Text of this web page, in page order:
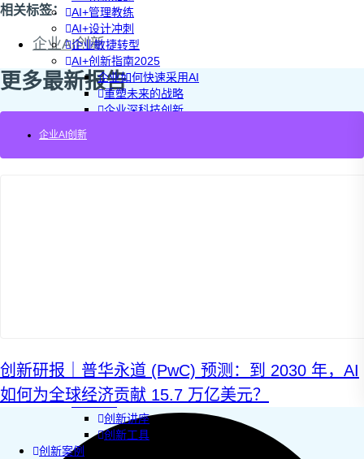
AI+管理教练
AI+设计冲刺
企业敏捷转型
AI+创新指南2025
企业如何快速采用AI
重塑未来的战略
企业深科技创新
拥抱低成本创新
AI+敏捷管理训练营
AI+增长集思会
创新学堂
创新讲座
创新工具
创新案例
相关标签：
企业AI创新
更多最新报告
企业AI创新
创新研报｜普华永道 (PwC) 预测：到 2030 年，AI
如何为全球经济贡献 15.7 万亿美元？